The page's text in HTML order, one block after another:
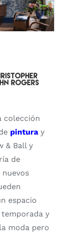
colección
pinturay
& Ball y
de
espacio
y
moda pero